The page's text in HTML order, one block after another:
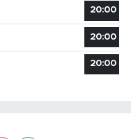
20:00
20:00
20:00